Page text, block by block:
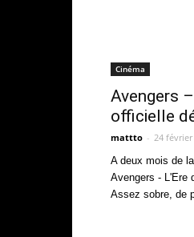
Cinéma
Avengers
officielle
mattto - 24 février
A deux mois de
Avengers - L'Ere
Assez sobre, de